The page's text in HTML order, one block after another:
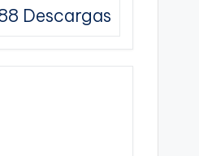
Descargas